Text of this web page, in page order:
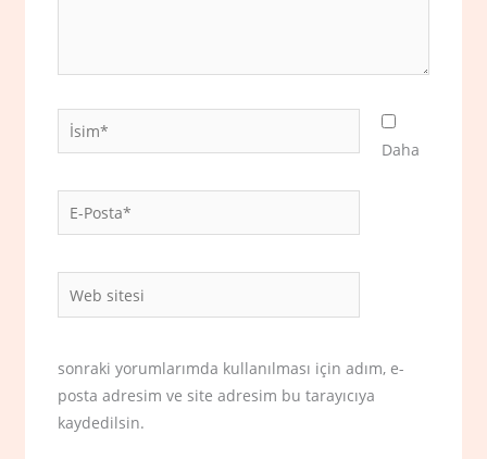
İsim*
Posta*
sitesi
Daha
sonraki yorumlarımda kullanılması için adım, e-
posta adresim ve site adresim bu tarayıcıya
kaydedilsin.